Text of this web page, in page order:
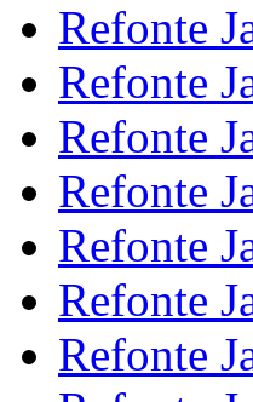
Refonte
Refonte
Refonte
Refonte
Refonte
Refonte
Refonte